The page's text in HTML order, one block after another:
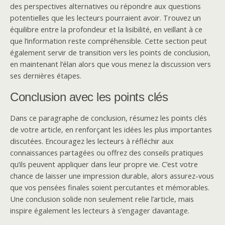
des perspectives alternatives ou répondre aux questions
potentielles que les lecteurs pourraient avoir. Trouvez un
équilibre entre la profondeur et la lisibilité, en veillant à ce
que l’information reste compréhensible. Cette section peut
également servir de transition vers les points de conclusion,
en maintenant l’élan alors que vous menez la discussion vers
ses dernières étapes.
Conclusion avec les points clés
Dans ce paragraphe de conclusion, résumez les points clés
de votre article, en renforçant les idées les plus importantes
discutées. Encouragez les lecteurs à réfléchir aux
connaissances partagées ou offrez des conseils pratiques
qu’ils peuvent appliquer dans leur propre vie. C’est votre
chance de laisser une impression durable, alors assurez-vous
que vos pensées finales soient percutantes et mémorables.
Une conclusion solide non seulement relie l’article, mais
inspire également les lecteurs à s’engager davantage.